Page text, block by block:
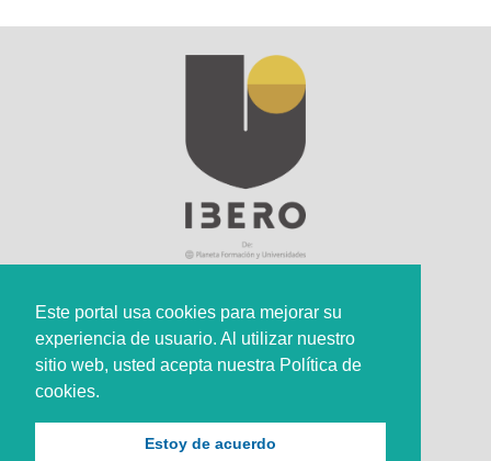
Este portal usa cookies para mejorar su
experiencia de usuario. Al utilizar nuestro
sitio web, usted acepta nuestra Política de
cookies.
Estoy de acuerdo
Sede Principal
Calle 67 #5-27; Bogotá, Colombia.